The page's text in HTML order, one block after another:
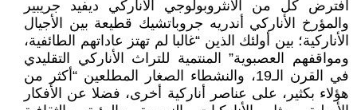
افترض كل من الأنثروبولوجي الأناركي ديفيد جريبير
والمؤرخ الأناركي أندريه جروباتشيك قطيعة بين الأجيال
الأناركية؛ بين أولئك الذين “غالبا لم تهتز عاداتهم الطائفية،
ومواقفهم العصبوية” المنتمية للتراث الأناركي التقليدي
في القرن الـ19، والنشطاء الصغار المطلعين “أكثر من
هؤلاء بكثير، على عناصر أناركية أخرى، فضلا عن الأفكار